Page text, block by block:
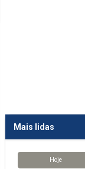
Mais lidas
Hoje